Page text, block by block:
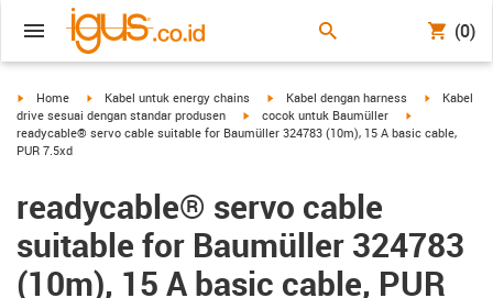
(0)
igus-icon-arrow-right
Home igus-icon-arrow-right
Kabel untuk energy chains igus-icon-arrow-right
Kabel dengan harness igus-icon-
Kabel
drive sesuai dengan standar produsen
igus-icon-arrow-right
cocok untuk Baumüller
readycable® servo cable suitable for Baumüller 324783 (10m), 15 A basic cable,
PUR 7.5xd
readycable® servo cable
suitable for Baumüller 324783
(10m), 15 A basic cable, PUR